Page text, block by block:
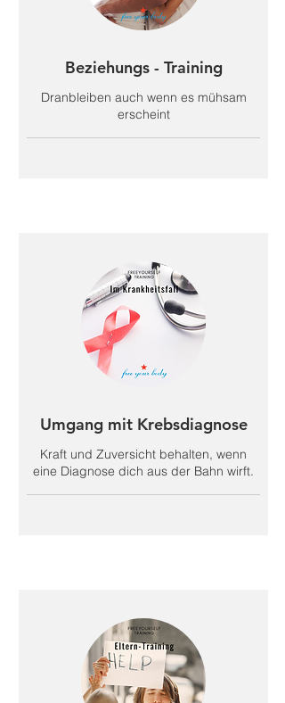
Beziehungs - Training
Dranbleiben auch wenn es mühsam
erscheint
Umgang mit Krebsdiagnose
Kraft und Zuversicht behalten, wenn
eine Diagnose dich aus der Bahn wirft.